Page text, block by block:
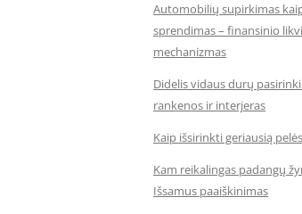
Automobilių supirkimas
sprendimas – finansinio
mechanizmas
Didelis vidaus durų
rankenos ir interjeras
Kaip išsirinkti geriausią
Kam reikalingas padangų
Išsamus paaiškinimas